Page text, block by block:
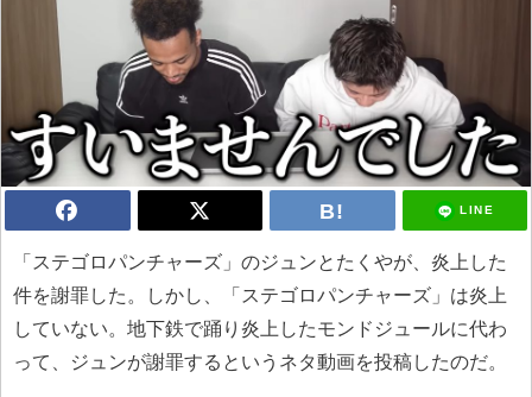
LINE
「ステゴロパンチャーズ」のジュンとたくやが、炎上した
件を謝罪した。しかし、「ステゴロパンチャーズ」は炎上
していない。地下鉄で踊り炎上したモンドジュールに代わ
って、ジュンが謝罪するというネタ動画を投稿したのだ。